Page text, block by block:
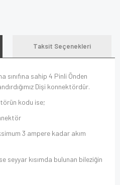
Taksit Seçenekleri
sınıfına sahip 4 Pinli Önden
Dişi konnektördür.
kodu ise;
3 ampere kadar akım
seyyar kısımda bulunan bileziğin